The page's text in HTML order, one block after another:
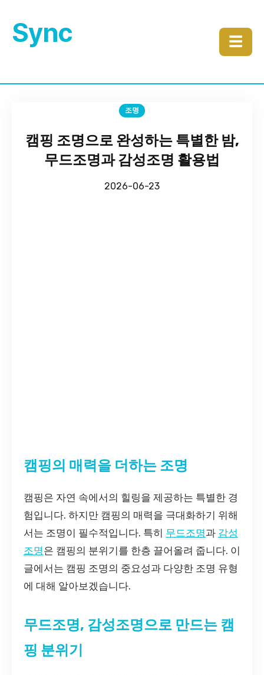
Sync ☰
조명
캠핑 조명으로 완성하는 특별한 밤,
무드조명과 감성조명 활용법
2026-06-23
캠핑의 매력을 더하는 조명
캠핑은 자연 속에서의 힐링을 제공하는 특별한 경
험입니다. 하지만 캠핑의 매력을 극대화하기 위해
서는 조명이 필수적입니다. 특히 무드조명과 감성
조명은 캠핑의 분위기를 한층 끌어올려 줍니다. 이
글에서는 캠핑 조명의 중요성과 다양한 조명 유형
에 대해 알아보겠습니다.
무드조명, 감성조명으로 만드는 캠
핑 분위기